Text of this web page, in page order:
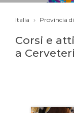
Italia Provincia
Corsi e
a Cerveteri